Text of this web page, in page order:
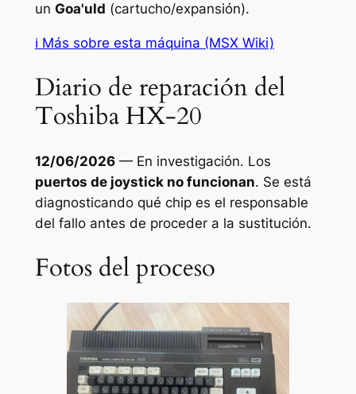
un Goa'uld (cartucho/expansión).
ℹ Más sobre esta máquina (MSX Wiki)
Diario de reparación del
Toshiba HX-20
12/06/2026— En investigación. Los
puertos de joystick no funcionan. Se está
diagnosticando qué chip es el responsable
del fallo antes de proceder a la sustitución.
Fotos del proceso